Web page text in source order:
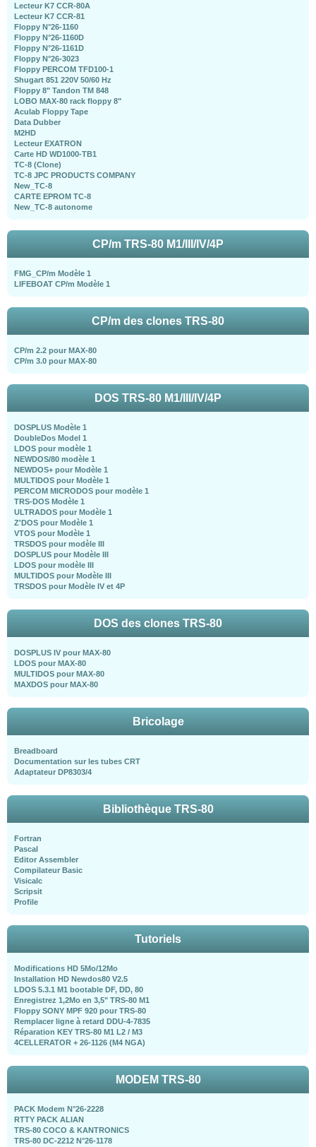
Lecteur K7 CCR-80A
Lecteur K7 CCR-81
Floppy N°26-1160
Floppy N°26-1160D
Floppy N°26-1161D
Floppy N°26-3023
Floppy PERCOM TFD100-1
Shugart 851 220V 50/60 Hz
Floppy 8" Tandon TM 848
LOBO MAX-80 rack floppy 8"
Aculab Floppy Tape
Data Dubber
M2HD
Lecteur EXATRON
Carte HD WD1000-TB1
TC-8 (Clone)
TC-8 JPC PRODUCTS COMPANY
New_TC-8
CARTE EPROM TC-8
New_TC-8 autonome
CP/m TRS-80 M1/III/IV/4P
FMG_CP/m Modèle 1
LIFEBOAT CP/m Modèle 1
CP/m des clones TRS-80
CP/m 2.2 pour MAX-80
CP/m 3.0 pour MAX-80
DOS TRS-80 M1/III/IV/4P
DOSPLUS Modèle 1
DoubleDos Model 1
LDOS pour modèle 1
NEWDOS/80 modèle 1
NEWDOS+ pour Modèle 1
MULTIDOS pour Modèle 1
PERCOM MICRODOS pour modèle 1
TRS-DOS Modèle 1
ULTRADOS pour Modèle 1
Z'DOS pour Modèle 1
VTOS pour Modèle 1
TRSDOS pour modèle III
DOSPLUS pour Modèle III
LDOS pour modèle III
MULTIDOS pour Modèle III
TRSDOS pour Modèle IV et 4P
DOS des clones TRS-80
DOSPLUS IV pour MAX-80
LDOS pour MAX-80
MULTIDOS pour MAX-80
MAXDOS pour MAX-80
Bricolage
Breadboard
Documentation sur les tubes CRT
Adaptateur DP8303/4
Bibliothèque TRS-80
Fortran
Pascal
Editor Assembler
Compilateur Basic
Visicalc
Scripsit
Profile
Tutoriels
Modifications HD 5Mo/12Mo
Installation HD Newdos80 V2.5
LDOS 5.3.1 M1 bootable DF, DD, 80
Enregistrez 1,2Mo en 3,5" TRS-80 M1
Floppy SONY MPF 920 pour TRS-80
Remplacer ligne à retard DDU-4-7835
Réparation KEY TRS-80 M1 L2 / M3
4CELLERATOR + 26-1126 (M4 NGA)
MODEM TRS-80
PACK Modem N°26-2228
RTTY PACK ALIAN
TRS-80 COCO & KANTRONICS
TRS-80 DC-2212 N°26-1178